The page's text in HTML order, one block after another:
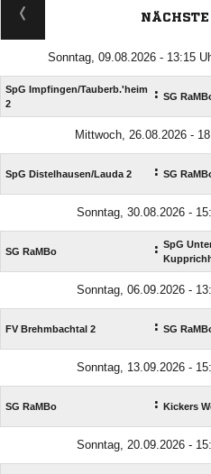
Sonntag, 09.08.2026 - 13:15
SpG Impfingen/​Tauberb.'heim
2
: SG
Mittwoch, 26.08.2026 -
SpG Distelhausen/​Lauda 2 : SG
Sonntag, 30.08.2026 -
SG RaMBo : SpG
Sonntag, 06.09.2026 -
FV Brehmbachtal 2 : SG
Sonntag, 13.09.2026 -
SG RaMBo : Kickers
Sonntag, 20.09.2026 -